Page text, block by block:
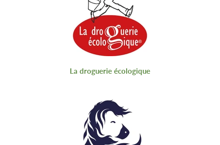
La droguerie écologique